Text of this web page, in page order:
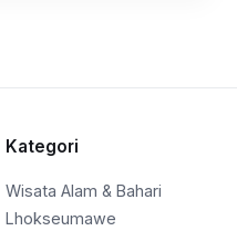
Kategori
Wisata Alam & Bahari
Lhokseumawe